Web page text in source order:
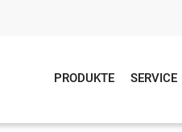
PRODUKTE SERVICE